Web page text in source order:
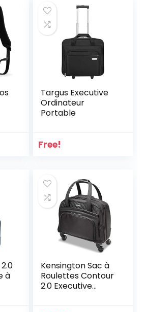
Targus Executive
Ordinateur
Portable
Free!
à
Kensington Sac à
Roulettes Contour
2.0 Executive